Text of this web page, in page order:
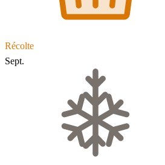
Récolte
Sept.